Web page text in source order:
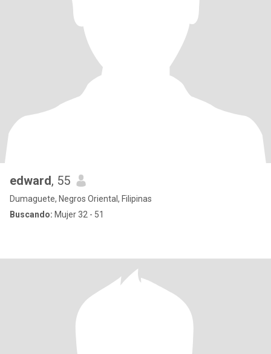
edward, 55
Dumaguete, Negros Oriental, Filipinas
Buscando: Mujer 32 - 51